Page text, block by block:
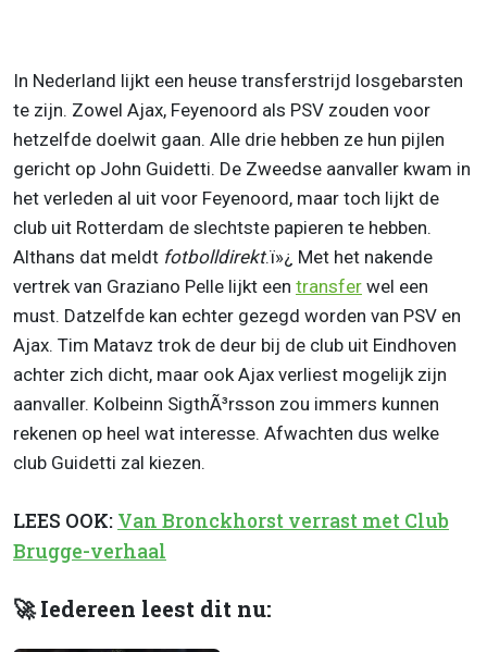
In Nederland lijkt een heuse transferstrijd losgebarsten
te zijn. Zowel Ajax, Feyenoord als PSV zouden voor
hetzelfde doelwit gaan. Alle drie hebben ze hun pijlen
gericht op John Guidetti. De Zweedse aanvaller kwam in
het verleden al uit voor Feyenoord, maar toch lijkt de
club uit Rotterdam de slechtste papieren te hebben.
Althans dat meldt fotbolldirekt.ï»¿ Met het nakende
vertrek van Graziano Pelle lijkt een transfer wel een
must. Datzelfde kan echter gezegd worden van PSV en
Ajax. Tim Matavz trok de deur bij de club uit Eindhoven
achter zich dicht, maar ook Ajax verliest mogelijk zijn
aanvaller. Kolbeinn SigthÃ³rsson zou immers kunnen
rekenen op heel wat interesse. Afwachten dus welke
club Guidetti zal kiezen.
LEES OOK: Van Bronckhorst verrast met Club
Brugge-verhaal
🚀 Iedereen leest dit nu: